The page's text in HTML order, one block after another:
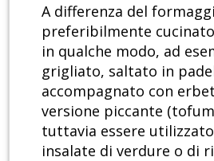
A differenza del
preferibilmente
in qualche modo, ad
grigliato, saltato in
accompagnato con
versione piccante
tuttavia essere
insalate di verdure o di